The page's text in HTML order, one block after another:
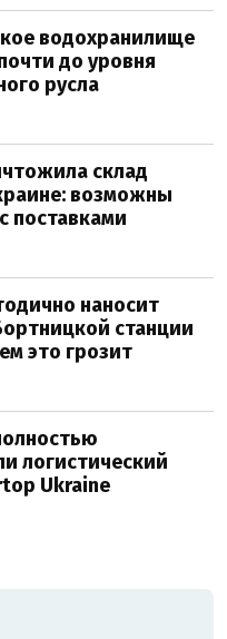
водохранилище
до уровня
русла
склад
возможны
поставками
наносит
станции
это грозит
логистический
Ukraine